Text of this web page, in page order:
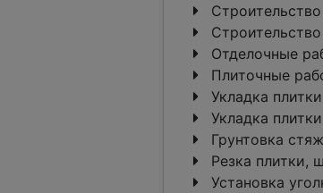
Отделочные
Плиточные
Укладка
Укладка
Грунтовка
Резка плитки,
Установка